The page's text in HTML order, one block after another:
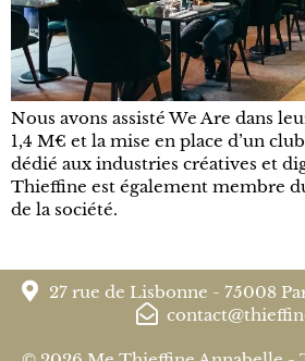
Nous avons assisté We Are dans
1,4 M€ et la mise en place d’un
dédié aux industries créatives et
Thieffine est également membre
de la société.
27 rue de Lisbonne - 75008